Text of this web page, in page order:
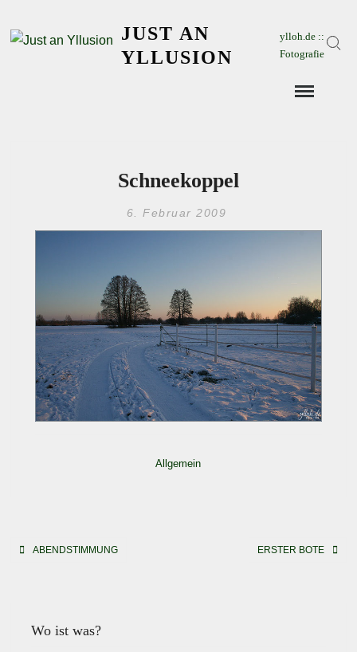
JUST AN
YLLUSION
ylloh.de ::
Fotografie
Schneekoppel
6. Februar 2009
Allgemein
Beitragsnavigation
ABENDSTIMMUNG ERSTER BOTE
Wo ist was?